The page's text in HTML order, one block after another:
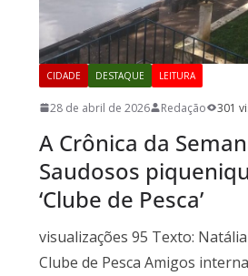
CIDADE DESTAQUE LEITURA
28 de abril de 2026 Redação 301
A Crônica da
Saudosos
‘Clube de Pesca’
visualizações 95 Texto:
Clube de Pesca Amigos